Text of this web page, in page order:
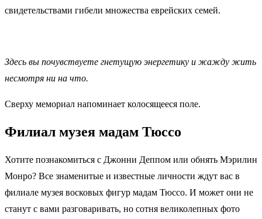
свидетельствами гибели множества еврейских семей.
Здесь вы почувствуете гнетущую энергетику и жажду жить
несмотря ни на что.
Сверху мемориал напоминает колосящееся поле.
Филиал музея мадам Тюссо
Хотите познакомиться с Джонни Деппом или обнять Мэрилин
Монро? Все знаменитые и известные личности ждут вас в
филиале музея восковых фигур мадам Тюссо. И может они не
станут с вами разговаривать, но сотня великолепных фото